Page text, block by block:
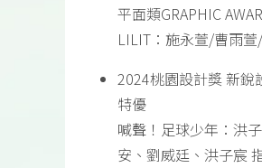
平面類GRAPHIC
LILIT：施永萱/曹雨
2024桃園設計獎 新銳
特優
喊聲！足球少年：洪
安、劉威廷、洪子宸